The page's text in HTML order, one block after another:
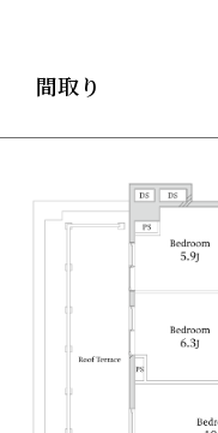
ライムストーン、中
生かしたアースカラ
■光と風を感じる
賓空間
建物の中心には、
差をつけた空中庭
計。
バーズアイメープ
を敷き詰めたエン
める中庭の小さな
いの空間が広がりま
間取り